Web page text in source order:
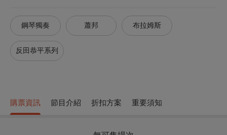
鋼琴獨奏 蕭邦 布拉姆斯
反田恭平系列
購票資訊 節目介紹 折扣方案 重要須知